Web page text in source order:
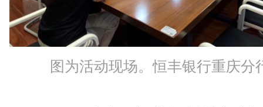
图为活动现场。恒丰银行重庆分